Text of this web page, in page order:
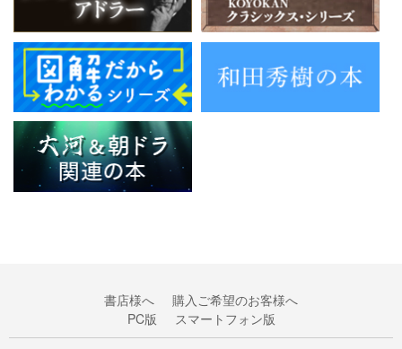
書店様へ
購入ご希望のお客様へ
PC版
スマートフォン版